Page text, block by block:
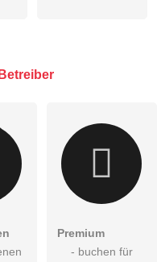
Betreiber
Premium
- buchen für